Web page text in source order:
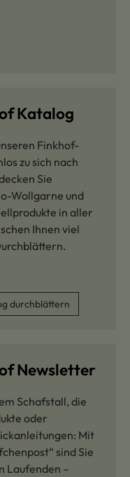
Katalog
Finkhof-
zu sich nach
Sie
Wollgarne und
in aller
Ihnen viel
durchblättern
Newsletter
Schafstall, die
oder
Mit
sind Sie
Laufenden –